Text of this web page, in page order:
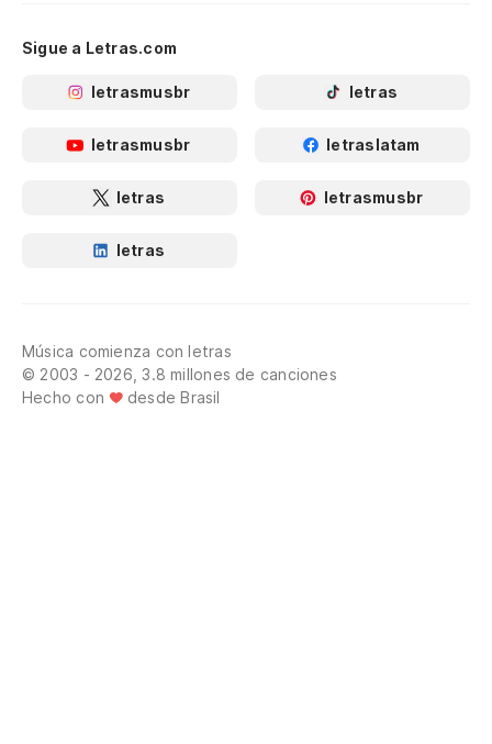
Sigue a Letras.com
letrasmusbr letras
letrasmusbr letraslatam
letras letrasmusbr
letras
Música comienza con letras
© 2003 - 2026, 3.8 millones de canciones
Hecho con
desde Brasil